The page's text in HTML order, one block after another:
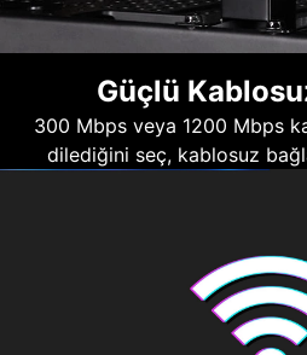
Güçlü
300 Mbps veya 1200 Mbps
dilediğini seç, kablosuz